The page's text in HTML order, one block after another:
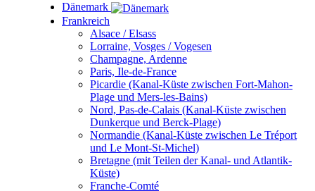
Dänemark
Frankreich
Alsace / Elsass
Lorraine, Vosges / Vogesen
Champagne, Ardenne
Paris, Ile-de-France
Picardie (Kanal-Küste zwischen Fort-Mahon-
Plage und Mers-les-Bains)
Nord, Pas-de-Calais (Kanal-Küste zwischen
Dunkerque und Berck-Plage)
Normandie (Kanal-Küste zwischen Le Tréport
und Le Mont-St-Michel)
Bretagne (mit Teilen der Kanal- und Atlantik-
Küste)
Franche-Comté